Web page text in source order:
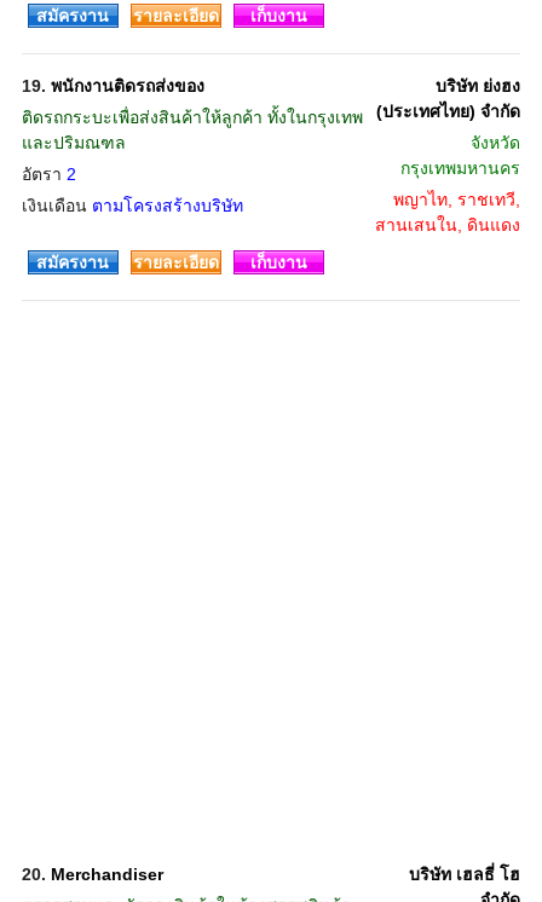
สมัครงาน รายละเอียด เก็บงาน
19. พนักงานติดรถส่งของ
ติดรถกระบะเพื่อส่งสินค้าให้ลูกค้า ทั้งในกรุงเทพ
และปริมณฑล
อัตรา 2
เงินเดือน ตามโครงสร้างบริษัท
บริษัท ย่งฮง
(ประเทศไทย) จำกัด
จังหวัด
กรุงเทพมหานคร
พญาไท, ราชเทวี,
สานเสนใน, ดินแดง
สมัครงาน
รายละเอียด เก็บงาน
20. Merchandiser
บริษัท เฮลธี่ โฮ